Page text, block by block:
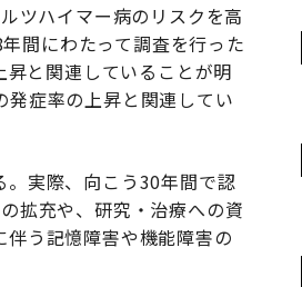
ツハイマー病のリスクを高
間にわたって調査を行った
と関連していることが明
症率の上昇と関連してい
実際、向こう30年間で認
拡充や、研究・治療への資
う記憶障害や機能障害の